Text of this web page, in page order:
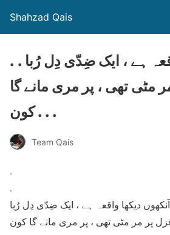
Shahzad Qais
. . آنکھوں دیکھا واقعہ ہے ، ایک ضِدّی دِل رُبا
مٹی تھی ، پر مری مانے گا
کون . . .
Team Qais
.
.
آنکھوں دیکھا واقعہ ہے ، ایک ضِدّی دِل رُبا
پر مر مٹی تھی ، پر مری مانے گا کون